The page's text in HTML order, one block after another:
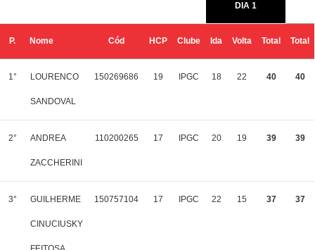
DIA 1
P. Nome Cód HCP Clube Ida Volta Total Total
1° LOURENCO
SANDOVAL
150269686 19 IPGC 18 22 40 40
2° ANDREA
ZACCHERINI
110200265 17 IPGC 20 19 39 39
3° GUILHERME
CINUCIUSKY
150757104 17 IPGC 22 15 37 37